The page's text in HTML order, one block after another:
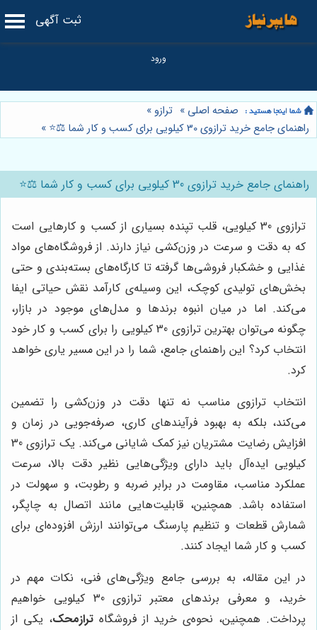
ثبت آگهی
صفحه اصلی » ترازو »
راهنمای جامع خرید ترازوی 30 کیلویی برای کسب و کار شما ⚖️⭐️
»
راهنمای جامع خرید ترازوی 30 کیلویی برای کسب و کار شما ⚖️⭐️
ترازوی 30 کیلویی، قلب تپنده بسیاری از کسب و کارهایی است
که به دقت و سرعت در وزن‌کشی نیاز دارند. از فروشگاه‌های مواد
غذایی و خشکبار فروشی‌ها گرفته تا کارگاه‌های بسته‌بندی و حتی
بخش‌های تولیدی کوچک، این وسیله‌ی کارآمد نقش حیاتی ایفا
می‌کند. اما در میان انبوه برندها و مدل‌های موجود در بازار،
چگونه می‌توان بهترین ترازوی 30 کیلویی را برای کسب و کار خود
انتخاب کرد؟ این راهنمای جامع، شما را در این مسیر یاری خواهد
کرد.
انتخاب ترازوی مناسب نه تنها دقت در وزن‌کشی را تضمین
می‌کند، بلکه به بهبود فرآیندهای کاری، صرفه‌جویی در زمان و
افزایش رضایت مشتریان نیز کمک شایانی می‌کند. یک ترازوی 30
کیلویی ایده‌آل باید دارای ویژگی‌هایی نظیر دقت بالا، سرعت
عملکرد مناسب، مقاومت در برابر ضربه و رطوبت، و سهولت در
استفاده باشد. همچنین، قابلیت‌هایی مانند اتصال به چاپگر،
شمارش قطعات و تنظیم پارسنگ می‌توانند ارزش افزوده‌ای برای
کسب و کار شما ایجاد کنند.
در این مقاله، به بررسی جامع ویژگی‌های فنی، نکات مهم در
خرید، و معرفی برندهای معتبر ترازوی 30 کیلویی خواهیم
پرداخت. همچنین، نحوه‌ی خرید از فروشگاهترازمحک، یکی از